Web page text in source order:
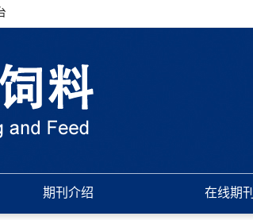
期刊介绍 在线期刊